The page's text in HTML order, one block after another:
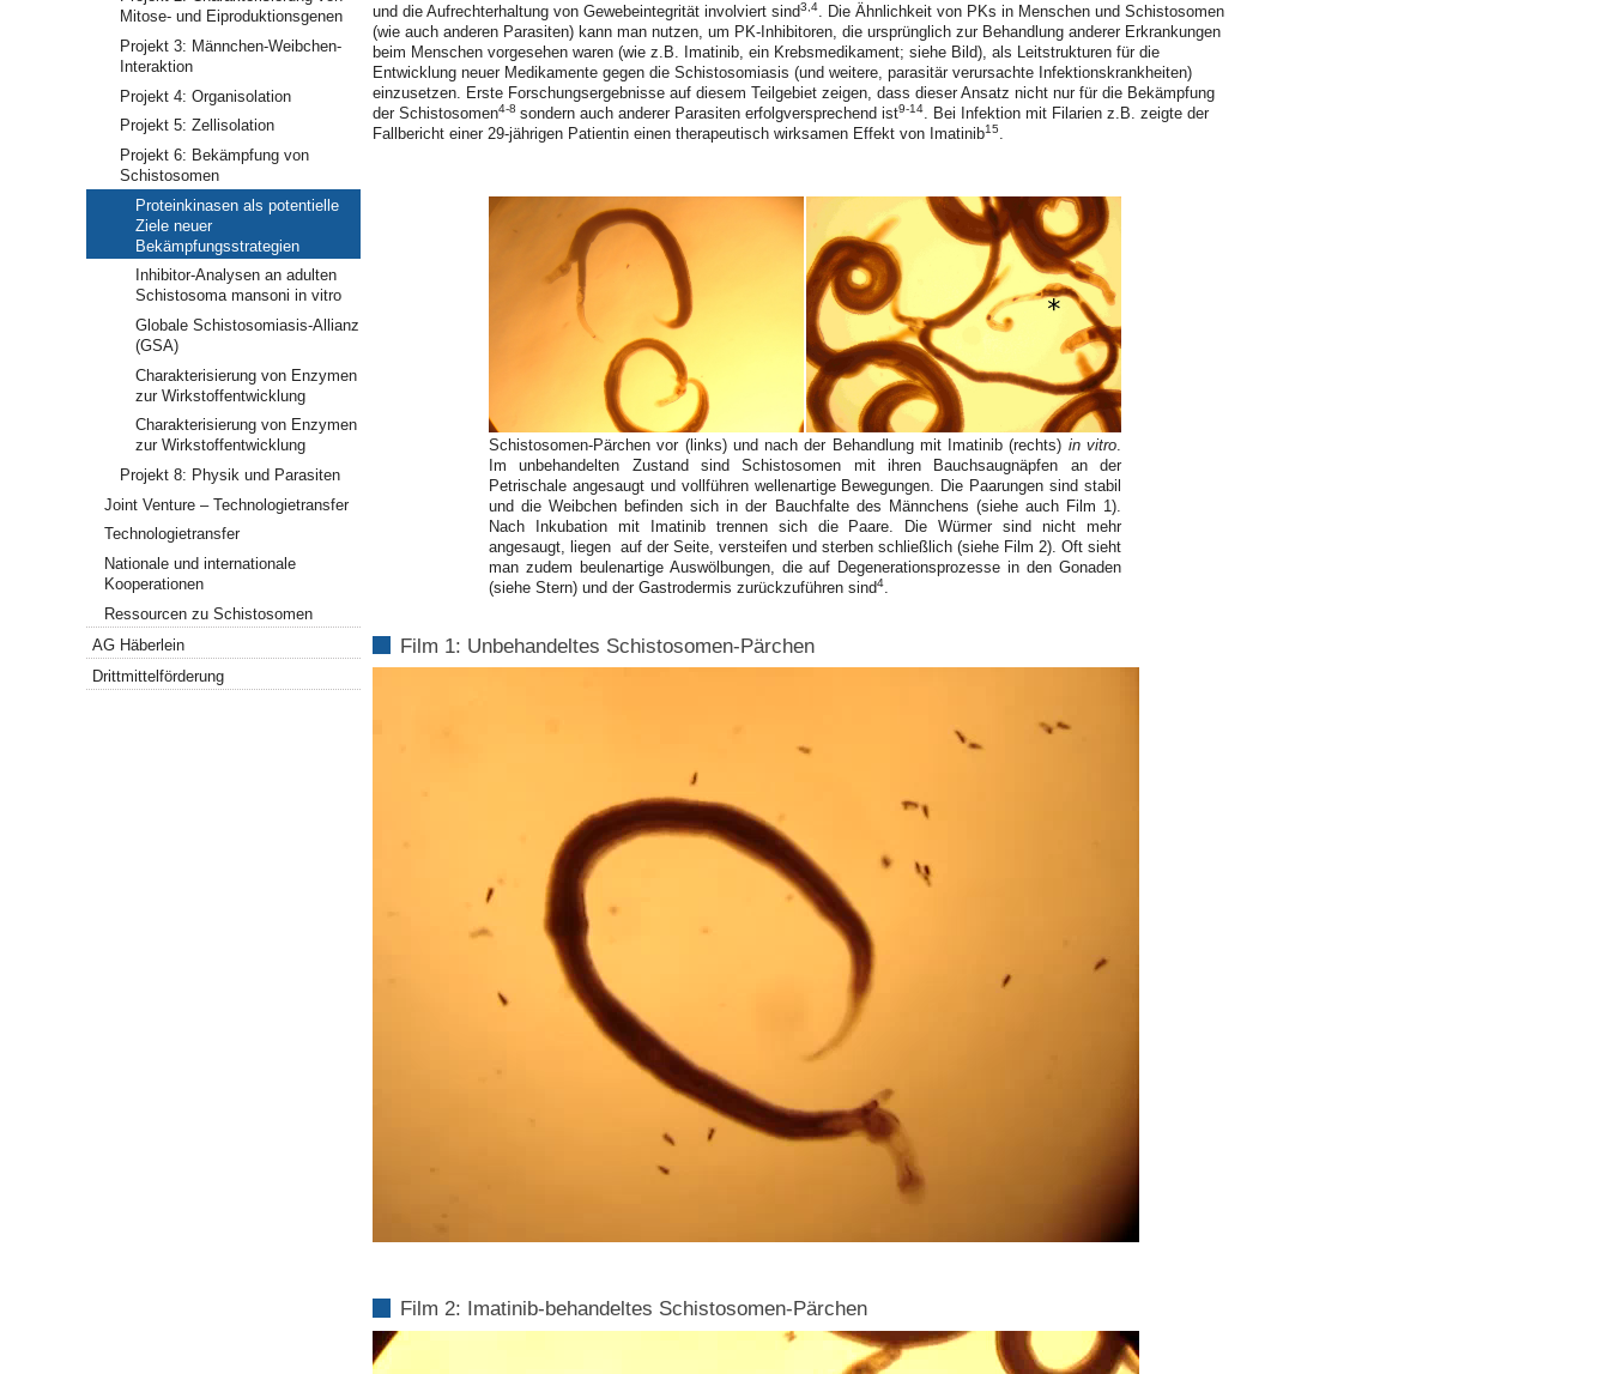
und die Aufrechterhaltung von Gewebeintegrität involviert sind3,4. Die Ähnlichkeit von PKs in Menschen und Schistosomen
(wie auch anderen Parasiten) kann man nutzen, um PK-Inhibitoren, die ursprünglich zur Behandlung anderer Erkrankungen
beim Menschen vorgesehen waren (wie z.B. Imatinib, ein Krebsmedikament; siehe Bild), als Leitstrukturen für die
Entwicklung neuer Medikamente gegen die Schistosomiasis (und weitere, parasitär verursachte Infektionskrankheiten)
einzusetzen. Erste Forschungsergebnisse auf diesem Teilgebiet zeigen, dass dieser Ansatz nicht nur für die Bekämpfung
der Schistosomen4-8 sondern auch anderer Parasiten erfolgversprechend ist9-14. Bei Infektion mit Filarien z.B. zeigte der
Fallbericht einer 29-jährigen Patientin einen therapeutisch wirksamen Effekt von Imatinib15.
Schistosomen-Pärchen vor (links) und nach der Behandlung mit Imatinib (rechts) in vitro
Im unbehandelten Zustand sind Schistosomen mit ihren Bauchsaugnäpfen an der
Petrischale angesaugt und vollführen wellenartige Bewegungen. Die Paarungen sind stabil
und die Weibchen befinden sich in der Bauchfalte des Männchens (siehe auch Film 1).
Nach Inkubation mit Imatinib trennen sich die Paare. Die Würmer sind nicht mehr
angesaugt, liegen auf der Seite, versteifen und sterben schließlich (siehe Film 2). Oft sieht
man zudem beulenartige Auswölbungen, die auf Degenerationsprozesse in den Gonaden
(siehe Stern) und der Gastrodermis zurückzuführen sind4
Film 1: Unbehandeltes Schistosomen-Pärchen
Film 2: Imatinib-behandeltes Schistosomen-Pärchen
Mitose- und Eiproduktionsgenen
Projekt 3: Männchen-Weibchen-
Interaktion
Projekt 4: Organisolation
Projekt 5: Zellisolation
Projekt 6: Bekämpfung von
Schistosomen
Proteinkinasen als potentielle
Ziele neuer
Bekämpfungsstrategien
Inhibitor-Analysen an adulten
Schistosoma mansoni in vitro
Globale Schistosomiasis-Allianz
(GSA)
Charakterisierung von Enzymen
zur Wirkstoffentwicklung
Charakterisierung von Enzymen
zur Wirkstoffentwicklung
Projekt 8: Physik und Parasiten
Joint Venture – Technologietransfer
Technologietransfer
Nationale und internationale
Kooperationen
Ressourcen zu Schistosomen
AG Häberlein
Drittmittelförderung